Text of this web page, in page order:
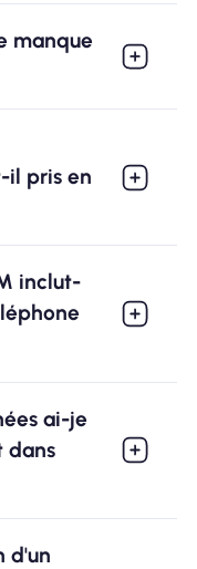
manque
il pris en
inclut-
ai-je
dans
d'un